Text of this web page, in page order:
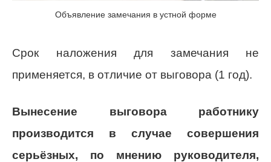
Объявление замечания в устной форме
Срок наложения для замечания не
применяется, в отличие от выговора (1 год).
Вынесение выговора работнику
производится в случае совершения
серьёзных, по мнению руководителя,